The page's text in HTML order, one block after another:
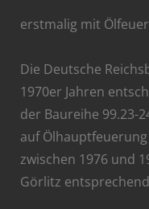
erstmalig mit
Die Deutsche
1970er Jahren
der Baureihe 99.23-
auf
zwischen 1976 und
Görlitz